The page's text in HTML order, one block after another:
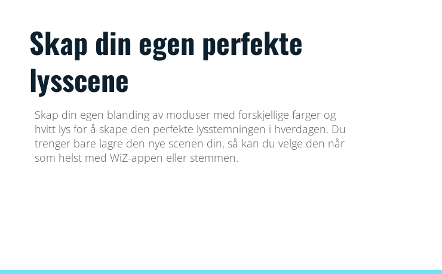
Skap din egen perfekte
lysscene
Skap din egen blanding av moduser med forskjellige farger og
hvitt lys for å skape den perfekte lysstemningen i hverdagen. Du
trenger bare lagre den nye scenen din, så kan du velge den når
som helst med WiZ-appen eller stemmen.